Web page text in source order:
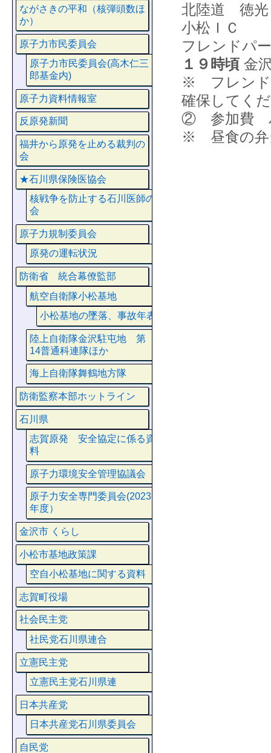
北陸道 徳光
小松ＩＣ
フレンドパ
１９時頃 金
※ フレンド
確保してく
② 参加費
※ 昼食の弁
ながさきの平和（核弾頭数ほ
か）
原子力市民委員会
原子力市民委員会(高木仁三
郎基金内)
原子力資料情報室
反原発新聞
福井から原発を止める裁判の
会
★石川県保険医協会
核戦争を防止する石川医師の
会
原子力規制委員会
原発の運転状況
防衛省 統合幕僚監部
航空自衛隊小松基地
小松基地の墜落、事故年表
陸上自衛隊金沢駐屯地 第
14普通科連隊ほか
海上自衛隊舞鶴地方隊
防衛監察本部ホットライン
石川県
志賀原発 安全協定に係る資
料
原子力環境安全管理協議会
原子力安全専門委員会(2023
年度）
金沢市 くらし
小松市基地政策課
空自小松基地に関する資料
志賀町役場
社会民主党
社民党石川県連合
立憲民主党
立憲民主党石川県連
日本共産党
日本共産党石川県委員会
自民党